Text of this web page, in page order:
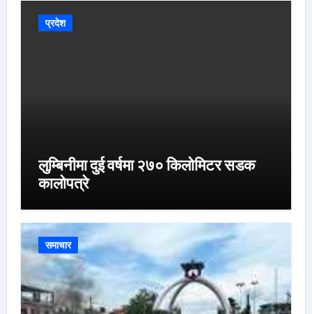
प्रदेश
लुम्बिनीमा दुई वर्षमा २७० किलोमिटर सडक
कालोपत्रे
समाचार